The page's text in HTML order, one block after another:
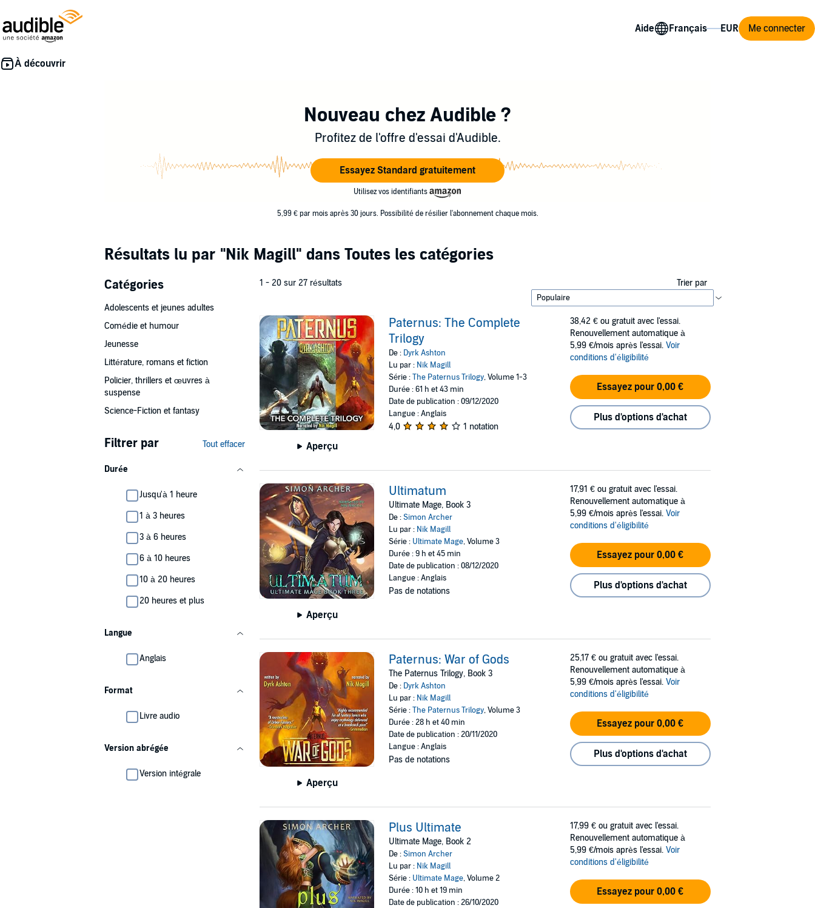
Aide Me connecter
Nouveau chez Audible ?
Profitez de l'offre d'essai d'Audible.
Essayez Standard gratuitement
Utilisez vos identifiants
5,99 € par mois après 30 jours. Possibilité de résilier l'abonnement chaque mois.
Résultats lu par "Nik Magill" dans Toutes les catégories
Catégories
Adolescents et jeunes adultes
Comédie et humour
Jeunesse
Littérature, romans et fiction
Policier, thrillers et œuvres à
suspense
Science-Fiction et fantasy
Filtrer par Tout effacer
Durée
Jusqu'à 1 heure
1 à 3 heures
3 à 6 heures
6 à 10 heures
10 à 20 heures
20 heures et plus
Langue
Anglais
Format
Livre audio
Version abrégée
Version intégrale
1 - 20 sur 27 résultats Trier par
Aperçu
Paternus: The Complete
Trilogy
De : Dyrk Ashton
Lu par : Nik Magill
Série :The Paternus Trilogy, Volume 1-3
Durée : 61 h et 43 min
Date de publication : 09/12/2020
Langue : Anglais
4,0 1 notation
38,42 € ou gratuit avec l'essai.
Renouvellement automatique à
5,99 €/mois après l'essai. Voir
conditions d'éligibilité
Essayez pour 0,00 €
Plus d'options d'achat
Aperçu
Ultimatum
Ultimate Mage, Book 3
De :Simon Archer
Lu par : Nik Magill
Série : Ultimate Mage, Volume 3
Durée : 9 h et 45 min
Date de publication : 08/12/2020
Langue : Anglais
Pas de notations
17,91 € ou gratuit avec l'essai.
Renouvellement automatique à
5,99 €/mois après l'essai. Voir
conditions d'éligibilité
Essayez pour 0,00 €
Plus d'options d'achat
Aperçu
Paternus: War of Gods
The Paternus Trilogy, Book 3
De : Dyrk Ashton
Lu par : Nik Magill
Série :The Paternus Trilogy, Volume 3
Durée : 28 h et 40 min
Date de publication : 20/11/2020
Langue : Anglais
Pas de notations
25,17 € ou gratuit avec l'essai.
Renouvellement automatique à
5,99 €/mois après l'essai. Voir
conditions d'éligibilité
Essayez pour 0,00 €
Plus d'options d'achat
Plus Ultimate
Ultimate Mage, Book 2
De :Simon Archer
Lu par : Nik Magill
Série : Ultimate Mage, Volume 2
Durée : 10 h et 19 min
Date de publication : 26/10/2020
17,99 € ou gratuit avec l'essai.
Renouvellement automatique à
5,99 €/mois après l'essai. Voir
conditions d'éligibilité
Essayez pour 0,00 €